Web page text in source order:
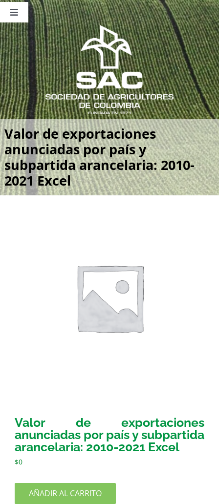
Saltar
contenido
Toggle
Navigation
Nosotros
Publicaciones
Sala de Prensa
Eventos
Valor de exportaciones
anunciadas por país y
subpartida arancelaria: 2010-
2021 Excel
Valor de exportaciones
anunciadas por país y subpartida
arancelaria: 2010-2021 Excel
$0
AÑADIR AL CARRITO